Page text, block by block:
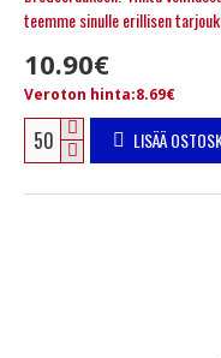
teemme sinulle erillisen
10.90€
Veroton hinta:8.69€
LISÄÄ